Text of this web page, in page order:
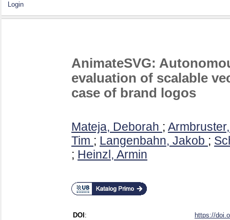
Login
AnimateSVG:
evaluation of scalable
case of brand logos
Mateja, Deborah ;
Tim ; Langenbahn, Jakob ;
; Heinzl, Armin
DOI :
https://